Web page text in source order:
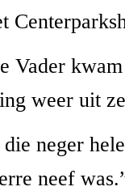
Vader kwam
weer uit
neger
neef